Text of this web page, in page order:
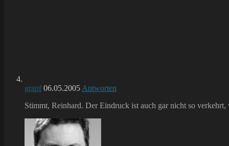
grapf 06.05.2005 Antworten
Stimmt, Reinhard. Der Eindruck ist auch gar nicht so